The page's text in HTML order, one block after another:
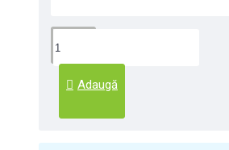
Adaugă